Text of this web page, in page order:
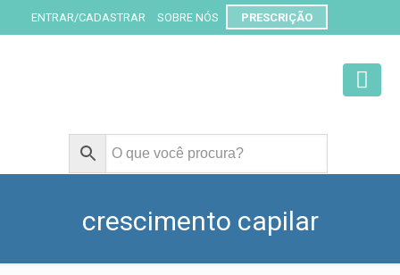
ENTRAR/CADASTRAR SOBRE NÓS PRESCRIÇÃO
crescimento capilar